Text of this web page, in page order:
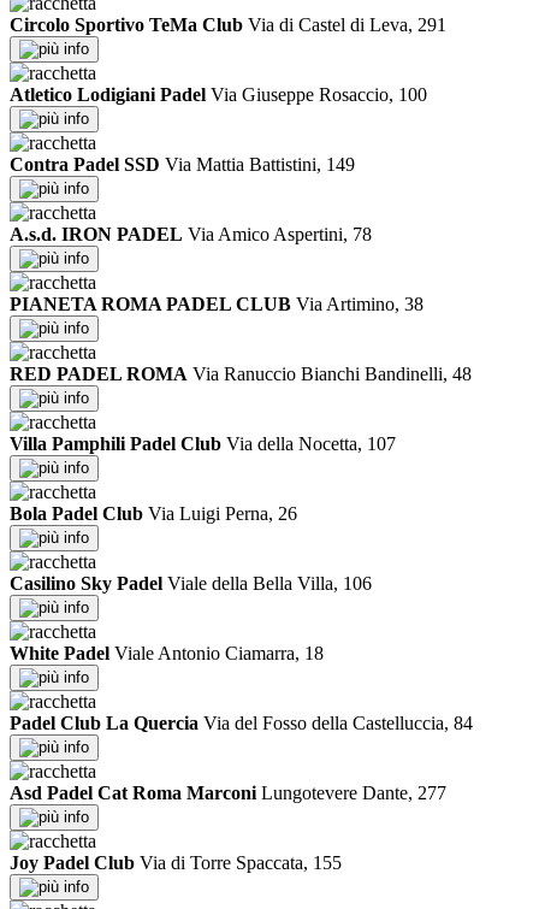
Circolo Sportivo TeMa Club Via di Castel di Leva, 291
info
Atletico Lodigiani Padel Via Giuseppe Rosaccio, 100
info
Contra Padel SSD Via Mattia Battistini, 149
info
A.s.d. IRON PADEL Via Amico Aspertini, 78
info
PIANETA ROMA PADEL CLUB Via Artimino, 38
info
RED PADEL ROMA Via Ranuccio Bianchi Bandinelli, 48
info
Villa Pamphili Padel Club Via della Nocetta, 107
info
Bola Padel Club Via Luigi Perna, 26
info
Casilino Sky Padel Viale della Bella Villa, 106
info
White Padel Viale Antonio Ciamarra, 18
info
Padel Club La Quercia Via del Fosso della Castelluccia, 84
info
Asd Padel Cat Roma Marconi Lungotevere Dante, 277
info
Joy Padel Club Via di Torre Spaccata, 155
info